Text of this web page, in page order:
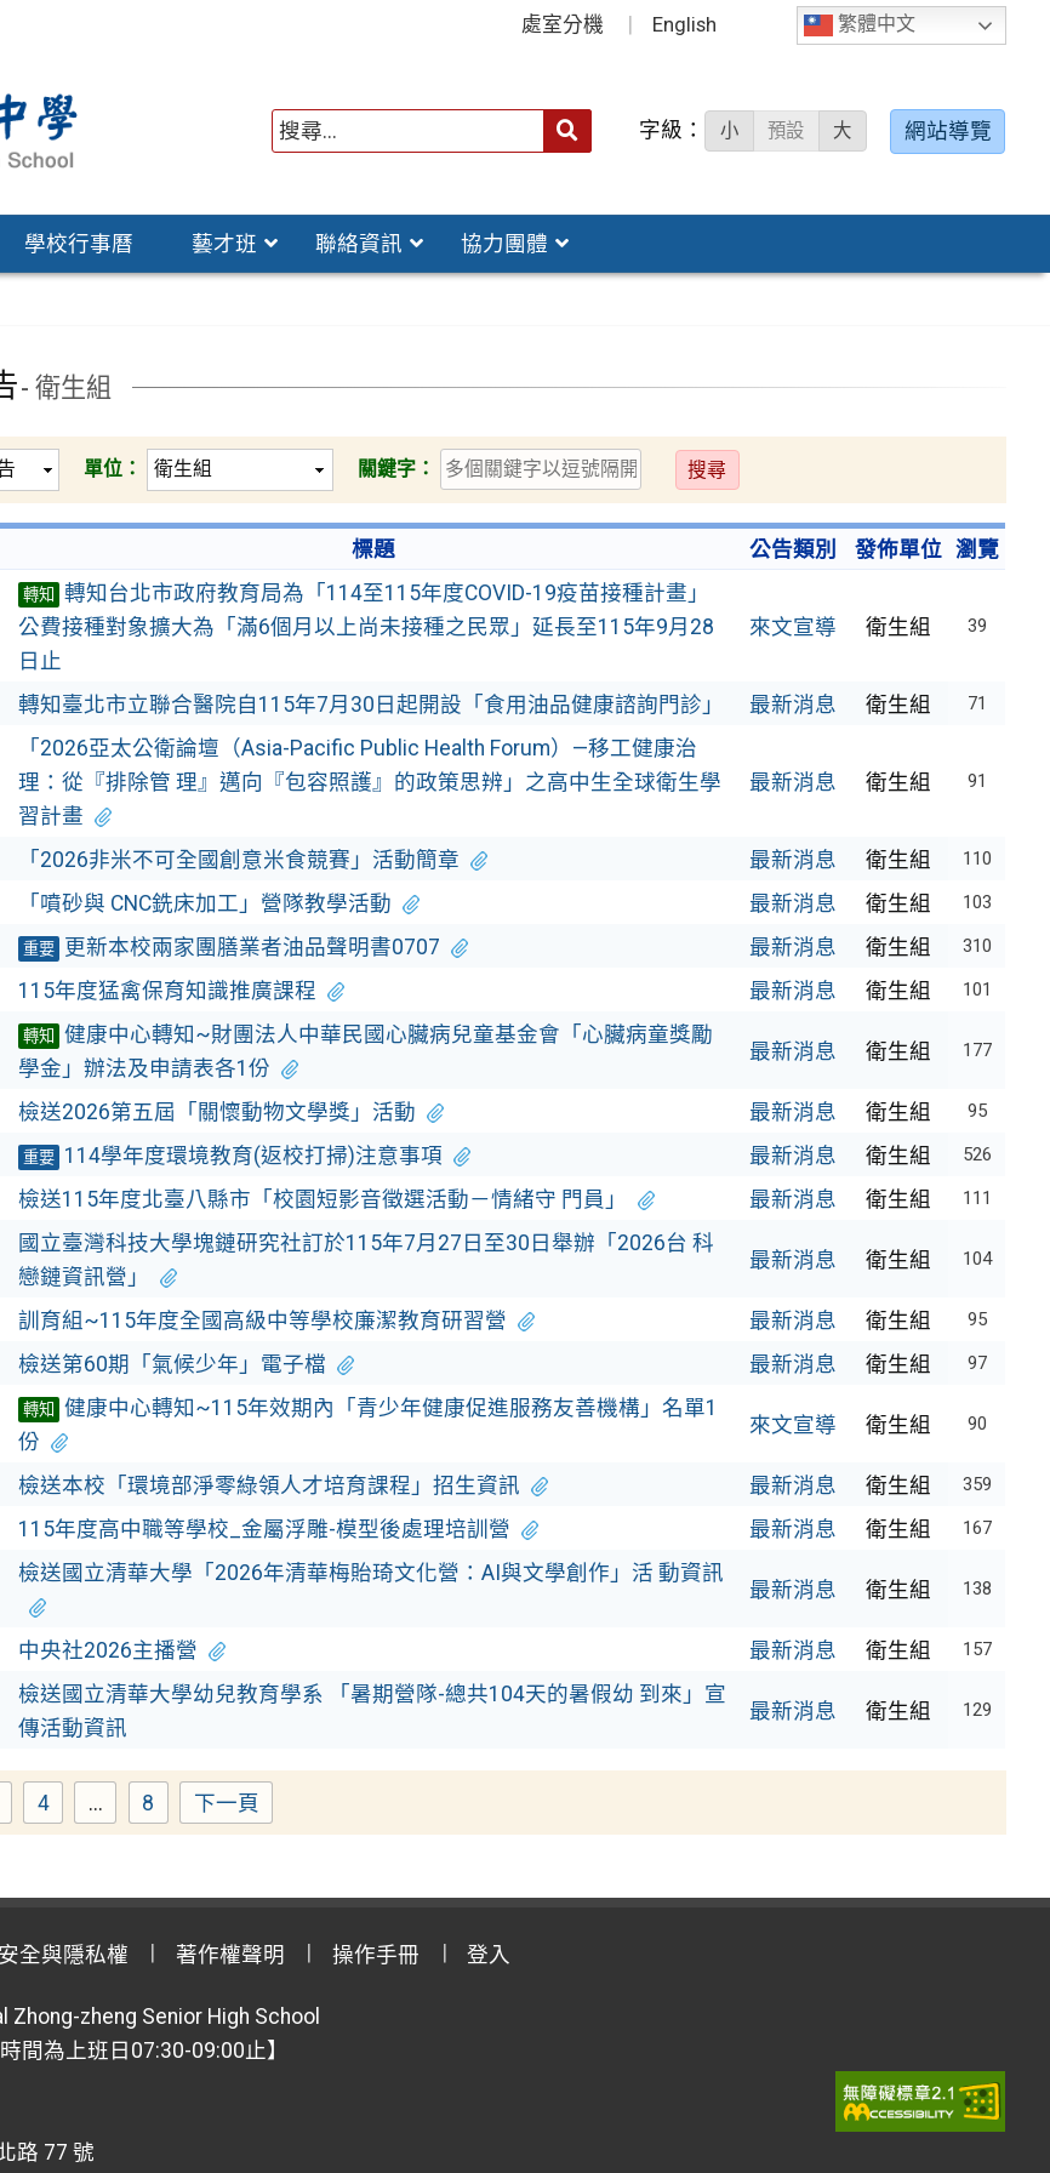
繁體中文
處室分機 English
字級： 小 預設 大 網站導覽
學校行事曆 藝才班 聯絡資訊 協力團體
- 衛生組
單位： 關鍵字：
送
出
標題 公告類別 發佈單位 瀏覽
轉知
轉知台北市政府教育局為「114至115年度COVID-19疫苗接種計畫」
公費接種對象擴大為「滿6個月以上尚未接種之民眾」延長至115年9月28
日止
來文宣導 衛生組 39
轉知臺北市立聯合醫院自115年7月30日起開設「食用油品健康諮詢門診」 最新消息 衛生組 71
「2026亞太公衛論壇（Asia-Pacific Public Health Forum）—移工健康治
理：從『排除管 理』邁向『包容照護』的政策思辨」之高中生全球衛生學
習計畫
最新消息 衛生組 91
「2026非米不可全國創意米食競賽」活動簡章 最新消息 衛生組 110
「噴砂與 CNC銑床加工」營隊教學活動 最新消息 衛生組 103
重要 更新本校兩家團膳業者油品聲明書0707 最新消息 衛生組 310
115年度猛禽保育知識推廣課程 最新消息 衛生組 101
轉知
健康中心轉知~財團法人中華民國心臟病兒童基金會「心臟病童獎勵
學金」辦法及申請表各1份
最新消息 衛生組 177
檢送2026第五屆「關懷動物文學獎」活動 最新消息 衛生組 95
重要 114學年度環境教育(返校打掃)注意事項 最新消息 衛生組 526
檢送115年度北臺八縣市「校園短影音徵選活動－情緒守 門員」 最新消息 衛生組 111
國立臺灣科技大學塊鏈研究社訂於115年7月27日至30日舉辦「2026台 科
戀鏈資訊營」
最新消息 衛生組 104
訓育組~115年度全國高級中等學校廉潔教育研習營 最新消息 衛生組 95
檢送第60期「氣候少年」電子檔 最新消息 衛生組 97
轉知
健康中心轉知~115年效期內「青少年健康促進服務友善機構」名單1
份
來文宣導 衛生組 90
檢送本校「環境部淨零綠領人才培育課程」招生資訊 最新消息 衛生組 359
115年度高中職等學校_金屬浮雕-模型後處理培訓營 最新消息 衛生組 167
檢送國立清華大學「2026年清華梅貽琦文化營：AI與文學創作」活 動資訊
最新消息 衛生組 138
中央社2026主播營 最新消息 衛生組 157
檢送國立清華大學幼兒教育學系 「暑期營隊-總共104天的暑假幼 到來」宣
傳活動資訊
最新消息 衛生組 129
Page Page
4 ... Page
8 下一頁
全與隱私權 著作權聲明 操作手冊 登入
Zhong-zheng Senior High School
間為上班日07:30-09:00止】
路 77 號